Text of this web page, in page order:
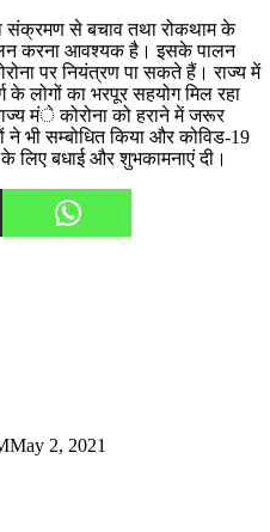
संक्रमण से बचाव तथा रोकथाम के
करना आवश्यक है। इसके पालन
पर नियंत्रण पा सकते हैं। राज्य में
के लोगों का भरपूर सहयोग मिल रहा
मंे कोरोना को हराने में जरूर
भी सम्बोधित किया और कोविड-19
बधाई और शुभकामनाएं दी।
May 2, 2021